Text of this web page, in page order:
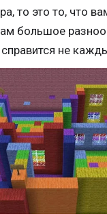
то это то, что
большое
не